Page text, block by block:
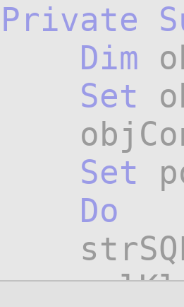
Private
Dim
Set
Set
Do